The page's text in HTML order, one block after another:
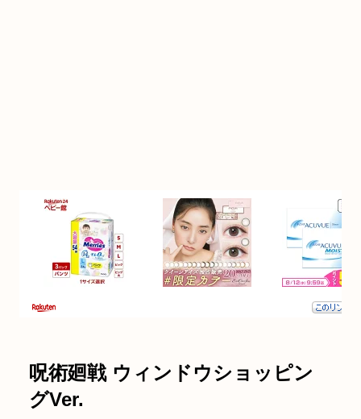
呪術廻戦 ウィンドウショッピン
グVer.